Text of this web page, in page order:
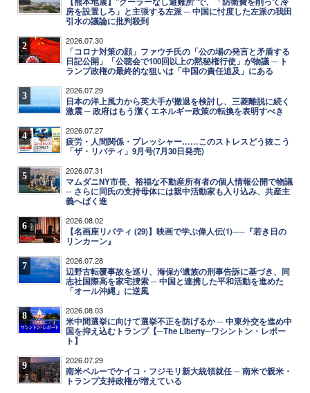
房を設置しろ」と主張する左派 ─ 中国に忖度した左派の我田
引水の議論に批判殺到
2 2026.07.30
「コロナ対策の顔」ファウチ氏の「公の場の発言と矛盾する
日記公開」「公聴会で100回以上の黙秘権行使」が物議 ─ ト
ランプ政権の最終的な狙いは「中国の責任追及」にある
3 2026.07.29
日本の洋上風力から英大手が撤退を検討し、三菱離脱に続く
激震 ─ 政府はもう潔くエネルギー政策の転換を表明すべき
4 2026.07.27
疲労・人間関係・プレッシャー……このストレスどう抜こう
「ザ・リバティ」9月号(7月30日発売)
5 2026.07.31
マムダニNY市長、裕福な不動産所有者の個人情報公開で物議
─ さらに同氏の支持母体には親中活動家も入り込み、共産主
義へばく進
6 2026.08.02
【名画座リバティ (29)】映画で学ぶ偉人伝(1)──『若き日の
リンカーン』
7 2026.07.28
辺野古転覆事故を巡り、海保が遺族の刑事告訴に基づき、同
志社国際高を家宅捜索 ─ 中国と連携した平和活動を進めた
「オール沖縄」に逆風
8 2026.08.03
米中間選挙に向けて選挙不正を防げるか ─ 中東外交を進め中
国を抑え込むトランプ【─The Liberty─ワシントン・レポー
ト】
9 2026.07.29
南米ペルーでケイコ・フジモリ新大統領就任 ─ 南米で親米・
トランプ支持政権が増えている